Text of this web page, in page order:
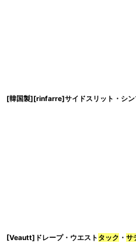
[韓国製][rinfarre]サイドスリット・シン
[Veautt]ドレープ・ウエスト タック ・ サ